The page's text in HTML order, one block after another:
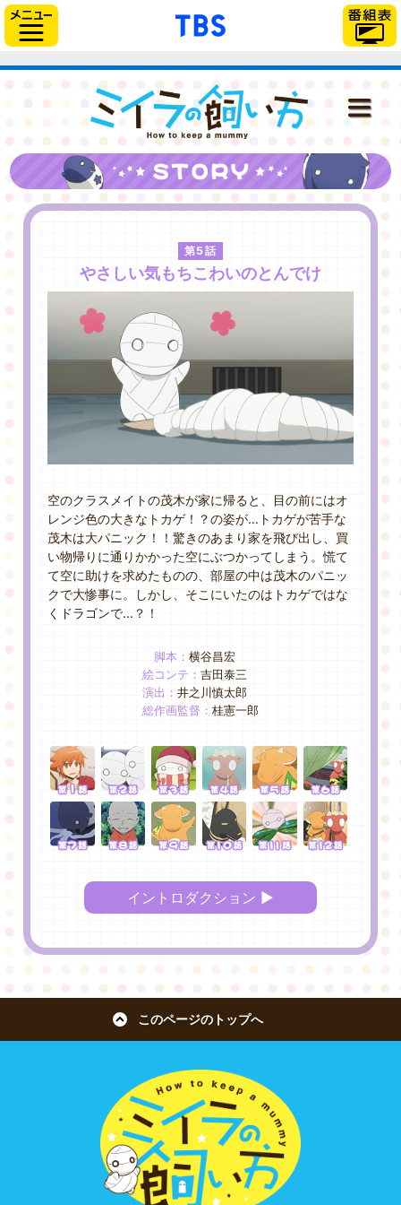
「TBSテレビ」トップ
ミイラの飼い
NEWS
STAFF＆CAST
STORY
CHARACTER
DISC
GOODS&EVENT
第5話
やさしい気もちこわいのとんでけ
空のクラスメイトの茂木が家に帰ると、目の前にはオ
レンジ色の大きなトカゲ！？の姿が… トカゲが苦手な
茂木は大パニック！！ 驚きのあまり家を飛び出し、買
い物帰りに通りかかった空にぶつかってしまう。慌て
て空に助けを求めたものの、部屋の中は茂木のパニッ
クで大惨事に。
しかし、そこにいたのはトカゲではな
くドラゴンで…？！
脚本： 横谷昌宏
絵コンテ： 吉田泰三
演出： 井之川慎太郎
総作画監督： 桂憲一郎
イントロダクション ▶︎
このページのトップへ
// Can also be used with $(document).ready()